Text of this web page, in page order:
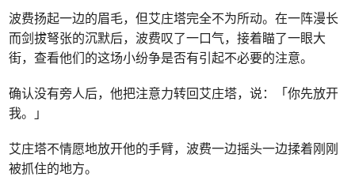
波费扬起一边的眉毛，但艾庄塔完全不为所动。在一阵漫长
而剑拔弩张的沉默后，波费叹了一口气，接着瞄了一眼大
街，查看他们的这场小纷争是否有引起不必要的注意。
确认没有旁人后，他把注意力转回艾庄塔，说：「你先放开
我。」
艾庄塔不情愿地放开他的手臂，波费一边摇头一边揉着刚刚
被抓住的地方。